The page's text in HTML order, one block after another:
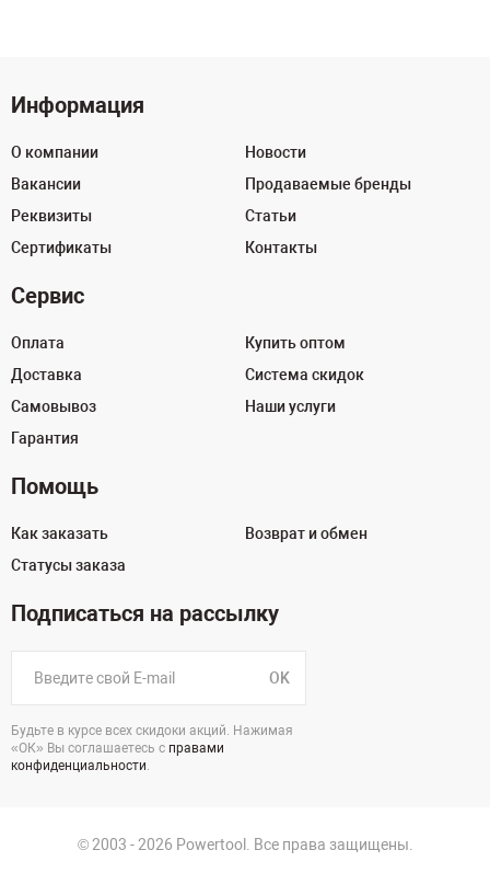
Информация
О компании
Вакансии
Реквизиты
Сертификаты
Новости
Продаваемые бренды
Статьи
Контакты
Сервис
Оплата
Доставка
Самовывоз
Гарантия
Купить оптом
Система скидок
Наши услуги
Помощь
Как заказать
Статусы заказа
Возврат и обмен
Подписаться на рассылку
OK
Будьте в курсе всех скидоки акций. Нажимая
«ОК» Вы соглашаетесь с правами
конфиденциальности.
© 2003 - 2026 Powertool. Все права защищены.